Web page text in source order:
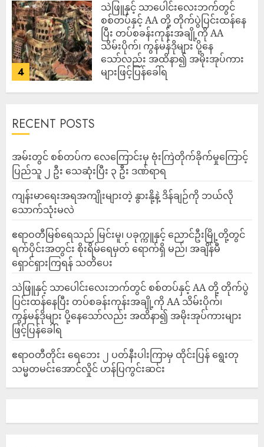
4
သဲဖြူနှင့် သာပေါင်းလေးဘက်တွင်
စစ်တပ်နှင့် AA တို့ တိုက်ပွဲပြင်းထန်‌နေ
ပြီး တပ်စခန်းကုန်းအချို့ကို AA
သိမ်းပိုက်၊ ကွန်မန်ဒိုများ ပို့နေ
သော်လည်း အထိနာ၍ အမိုးအုပ်ကား
များဖြင့်ပြန်ခေါ်ရ
RECENT POSTS
‎အမ်းတွင် စစ်တပ်က လေကြောင်းမှ ဗုံးကြဲတိုက်ခိုက်မှုကြောင့်
ပြည်သူ ၂ ဦး သေဆုံးပြီး ၃ ဦး ဒဏ်ရာရ
ကျန်းမာရေးအရအကျိုးများတဲ့ နွားနို့နဲ့ ဒိန်ချဉ်ကို ဘယ်လို
သောက်သုံးမလဲ
ဧရာဝတီမြစ်ရေသည် မြင်းမူ၊ ပခုက္ကူနှင့် ညောင်ဦးမြို့တို့တွင်
ရက်ပိုင်းအတွင်း စိုးရိမ်ရေမှတ် ရောက်ရှိ မည်၊ အချိန်မီ
ရှောင်ရှားကြရန် သတိပေး
သဲဖြူနှင့် သာပေါင်းလေးဘက်တွင် စစ်တပ်နှင့် AA တို့ တိုက်ပွဲ
ပြင်းထန်‌နေပြီး တပ်စခန်းကုန်းအချို့ကို AA သိမ်းပိုက်၊
ကွန်မန်ဒိုများ ပို့နေသော်လည်း အထိနာ၍ အမိုးအုပ်ကားများ
ဖြင့်ပြန်ခေါ်ရ
ဧရာဝတီတိုင်း ရေဘေး ၂ ပတ်နီးပါးကြာမှ ထိုင်းပြန် ရွေးတု
သမ္မတမင်းအောင်လှိုင် ဟန်ပြကွင်းဆင်း